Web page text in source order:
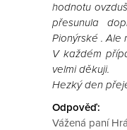
hodnotu
přesunula
Pionýrské . Ale
V každém
velmi děkuji.
Hezký den
Odpověď:
Vážená paní